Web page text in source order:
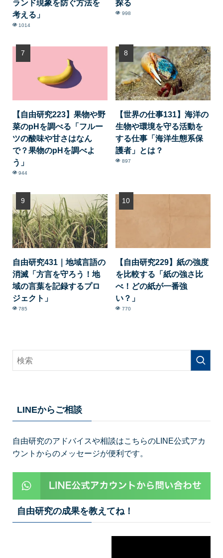
ランド現象を防ぐ方法を
考える」
1014
探る
998
【自由研究223】果物や野
菜のpHを調べる「フルー
ツの酸味や甘さはなん
で？果物のpHを調べよ
う」
944
【世界の仕事131】海洋の
生物や環境を守る活動を
する仕事「海洋生態系保
護者」とは？
897
自由研究431｜地域言語の
消滅「方言を守ろう！地
域の言葉を記録するプロ
ジェクト」
785
【自由研究229】紙の強度
を比較する「紙の強さ比
べ！どの紙が一番強
い？」
770
LINEからご相談
自由研究のアドバイスや相談はこちらのLINE公式アカ
ウントからのメッセージが便利です。
自由研究の成果を教えてね！